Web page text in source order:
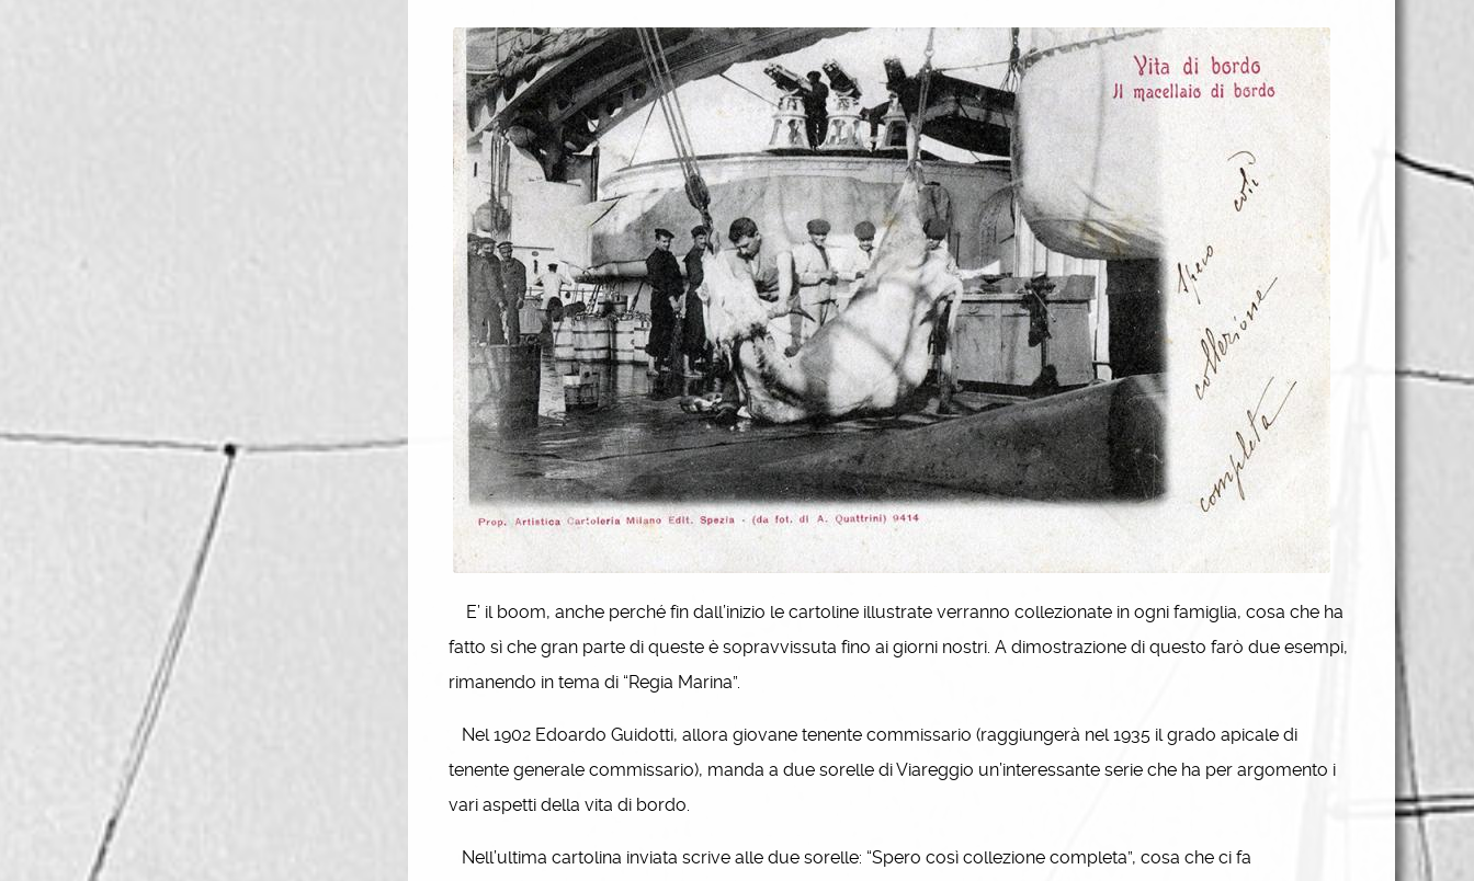
E’ il boom, anche perché fin dall’inizio le cartoline illustrate verranno collezionate in ogni famiglia, cosa che ha
fatto sì che gran parte di queste è sopravvissuta fino ai giorni nostri. A dimostrazione di questo farò due esempi,
rimanendo in tema di “Regia Marina”.
Nel 1902 Edoardo Guidotti, allora giovane tenente com­missario (raggiungerà nel 1935 il grado apicale di
tenente generale commissario), manda a due sorelle di Viareggio un’in­te­ressante serie che ha per argomento i
vari aspetti della vita di bordo.
Nell’ultima cartolina inviata scrive alle due sorelle: “Spero così collezione completa”, cosa che ci fa